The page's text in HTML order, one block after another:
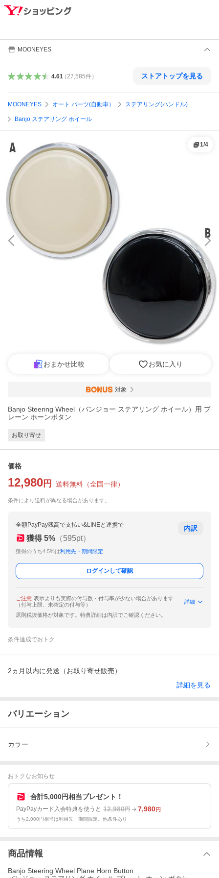
MOONEYES
4.61（ 27,585件） ストアトップを見る
MOONEYES オート パーツ(自動車） ステアリング(ハンドル)
Banjo ステアリング ホイール
1/4
おまかせ比較 お気に入り
対象
Banjo Steering Wheel（バンジョー ステアリング ホイール）用 プ
レーン ホーンボタン
お取り寄せ
価格
12,980 円 送料無料 （全国一律）
条件により送料が異なる場合があります。
全額PayPay残高で支払い&LINEと連携で
獲得 5% （595pt）
獲得のうち4.5%は利用先・期間限定
内訳
ログインして確認
ご注意 表示よりも実際の付与数・付与率が少ない場合があります
（付与上限、未確定の付与等）
詳細
原則税抜価格が対象です。特典詳細は内訳でご確認ください。
条件達成でおトク
2ヵ月以内に発送（お取り寄せ販売）
詳細を見る
バリエーション
カラー
おトクなお知らせ
合計5,000円相当プレゼント！
PayPayカード入会特典を使うと 12,980円 7,980円
うち2,000円相当は利用先・期間限定。他条件あり
商品情報
Banjo Steering Wheel Plane Horn Button